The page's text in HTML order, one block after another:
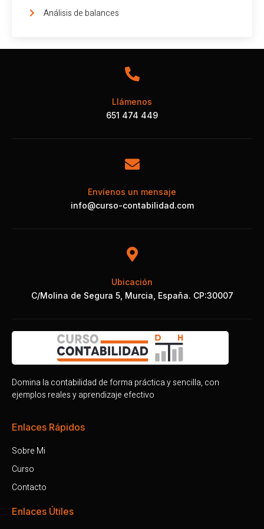
Análisis de balances
Llámenos
651 474 449
Envíenos un mensaje
info@curso-contabilidad.com
Ubicación
C/Molina de Segura 5, Murcia, España. CP:30007
Domina la contabilidad de forma práctica y sencilla, con
ejemplos reales y aprendizaje efectivo
Enlaces Rápidos
Sobre Mi
Curso
Contacto
Enlaces Útiles